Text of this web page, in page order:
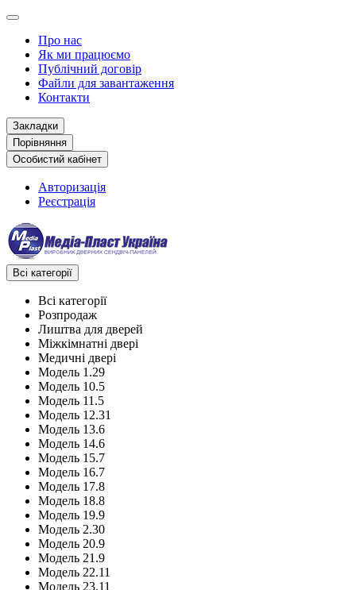
Про нас
Як ми працюємо
Публічний договір
Файли для завантаження
Контакти
Закладки
Порівняння
Особистий кабінет
Авторизація
Реєстрація
Всі категорії
Всі категорії
Розпродаж
Лиштва для дверей
Міжкімнатні двері
Медичні двері
Модель 1.29
Модель 10.5
Модель 11.5
Модель 12.31
Модель 13.6
Модель 14.6
Модель 15.7
Модель 16.7
Модель 17.8
Модель 18.8
Модель 19.9
Модель 2.30
Модель 20.9
Модель 21.9
Модель 22.11
Модель 23.11